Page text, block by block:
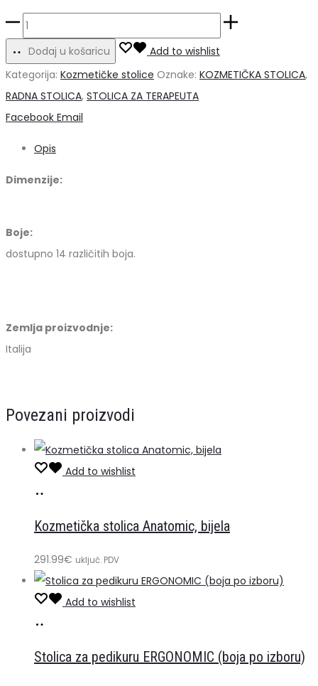
Flex
radna
stolica,
količina
Dodaj u košaricu
Add to wishlist
Kategorija: Kozmetičke stolice Oznake: KOZMETIČKA STOLICA,
RADNA STOLICA, STOLICA ZA TERAPEUTA
Share
Facebook Email
Opis
Dimenzije:
Boje:
dostupno 14 različitih boja.
Zemlja proizvodnje:
Italija
Povezani proizvodi
Add to wishlist
košaricu
Kozmetička stolica Anatomic, bijela
291.99€ uključ. PDV
Add to wishlist
ima
Stolica za pedikuru ERGONOMIC (boja po izboru)